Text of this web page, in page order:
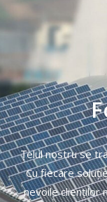
Țelul nostru se
Cu fiecare
nevoile clienților